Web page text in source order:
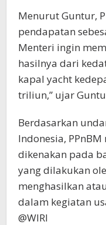
Menurut Guntur,
pendapatan
Menteri ingin
hasilnya dari
kapal yacht
triliun,” ujar
Berdasarkan
Indonesia,
dikenakan pada
yang dilakukan
menghasilkan
dalam kegiatan
@WIRI